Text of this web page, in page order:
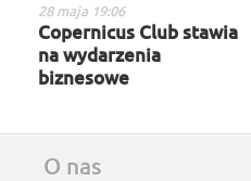
28 maja 19:06
Copernicus Club stawia
na wydarzenia
biznesowe
O nas